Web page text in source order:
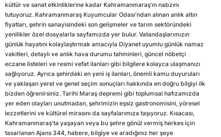
kültür ve sanat etkinliklerine kadar Kahramanmaraş'ın nabzını
tutuyoruz. Kahramanmaraş Kuyumcular Odası'ndan alınan anlık altın
fiyatları, şehrin sanayisindeki son gelişmeler ve tarım sektöründeki
yenilikler özel dosyalarla sayfamızda yer bulur. Vatandaşlarımızın
günlük hayatını kolaylaştırmak amacıyla Diyanet uyumlu günlük namaz
vakitleri, detaylı ve anlık hava durumu tahminleri, güncel nöbetçi
eczane listeleri ve resmi vefat ilanları gibi bilgilere kolayca ulaşmanızı
sağlıyoruz. Ayrıca şehirdeki en yeni iş ilanları, önemli kamu duyuruları
ve yaklaşan yerel ve genel seçim sonuçları hakkında en doğru bilgiyi ilk
bizden öğrenirsiniz. Tarihi Maraş depremi gibi toplumsal hafızamızda
yer eden olayları unutmadan, şehrimizin eşsiz gastronomisini, yöresel
lezzetlerini ve kültürel mirasını da sayfalarımıza taşıyoruz. Kısacası,
Kahramanmaraş'ta yaşayan veya bu şehre gönül vermiş herkes için
tasarlanan Ajans 344, habere, bilgiye ve aradığınız her şeye